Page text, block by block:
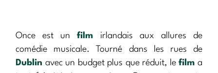
Once est unfilm irlandais aux allures de
comédie musicale. Tourné dans les rues de
Dublin avec un budget plus que réduit, lefilm a